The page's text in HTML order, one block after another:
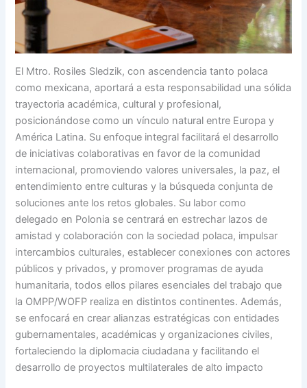
El Mtro. Rosiles Sledzik, con ascendencia tanto polaca
como mexicana, aportará a esta responsabilidad una sólida
trayectoria académica, cultural y profesional,
posicionándose como un vínculo natural entre Europa y
América Latina. Su enfoque integral facilitará el desarrollo
de iniciativas colaborativas en favor de la comunidad
internacional, promoviendo valores universales, la paz, el
entendimiento entre culturas y la búsqueda conjunta de
soluciones ante los retos globales. Su labor como
delegado en Polonia se centrará en estrechar lazos de
amistad y colaboración con la sociedad polaca, impulsar
intercambios culturales, establecer conexiones con actores
públicos y privados, y promover programas de ayuda
humanitaria, todos ellos pilares esenciales del trabajo que
la OMPP/WOFP realiza en distintos continentes. Además,
se enfocará en crear alianzas estratégicas con entidades
gubernamentales, académicas y organizaciones civiles,
fortaleciendo la diplomacia ciudadana y facilitando el
desarrollo de proyectos multilaterales de alto impacto